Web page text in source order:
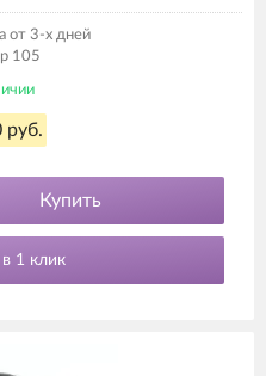
от 3-х дней
105
руб.
Купить
в 1 клик